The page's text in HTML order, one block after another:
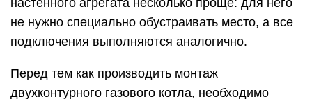
настенного агрегата несколько проще: для него
не нужно специально обустраивать место, а все
подключения выполняются аналогично.
Перед тем как производить монтаж
двухконтурного газового котла, необходимо